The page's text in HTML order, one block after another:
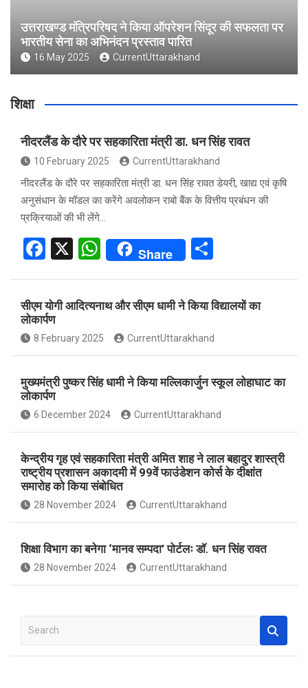
उत्तराखण्ड मंत्रिपरिषद ने किया ऑपरेशन सिंदूर की सफलता पर
भारतीय सेना का अभिनंदन प्रस्ताव पारित
16 May 2025 CurrentUttarakhand
शिक्षा
नीदरलैंड के दौरे पर सहकारिता मंत्री डा. धन सिंह रावत
10 February 2025 CurrentUttarakhand
नीदरलैंड के दौरे पर सहकारिता मंत्री डा. धन सिंह रावत डेयरी, खाद्य एवं कृषि
अनुसंधान के मॉडल का करेंगे अवलोकन राबो बैंक के वित्तीय प्रबंधन की
प्रक्रियाओं की भी लेंगे…
F
ce
b
o
o
k
X
W
s
A
p
p
Share
ar
e
सीएम योगी आदित्यनाथ और सीएम धामी ने किया विद्यालयों का
लोकार्पण
8 February 2025 CurrentUttarakhand
मुख्यमंत्री पुष्कर सिंह धामी ने किया मल्लिकार्जुन स्कूल लोहाघाट का
लोकार्पण
6 December 2024 CurrentUttarakhand
केन्द्रीय गृह एवं सहकारिता मंत्री अमित शाह ने लाल बहादुर शास्त्री
राष्ट्रीय प्रशासन अकादमी में 99वें फाउंडेशन कोर्स के दीक्षांत
समारोह को किया संबोधित
28 November 2024 CurrentUttarakhand
शिक्षा विभाग का बनेगा ‘मानव सम्पदा’ पोर्टलः डॉ. धन सिंह रावत
28 November 2024 CurrentUttarakhand
a